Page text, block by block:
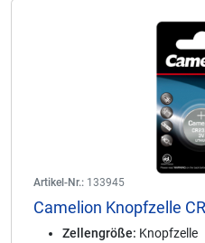
Artikel-Nr.: 133945
Camelion Knopfzelle
Zellengröße: Knopfzelle